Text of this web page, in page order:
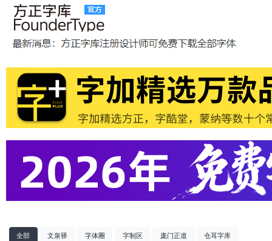
全部 文泉驿 字体圈 字制区 庞门正道 仓耳字库